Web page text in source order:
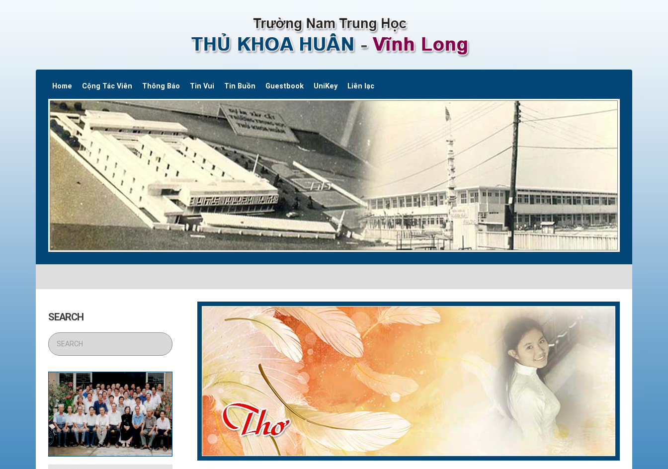
Home Cộng Tác Viên Thông Báo Tin Vui Tin Buồn Guestbook UniKey Liên lạc
SEARCH